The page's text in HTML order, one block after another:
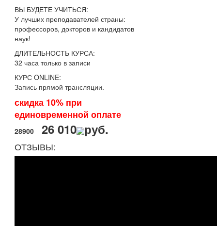
ВЫ БУДЕТЕ УЧИТЬСЯ:
У лучших преподавателей страны:
профессоров, докторов и кандидатов
наук!
ДЛИТЕЛЬНОСТЬ КУРСА:
32 часа только в записи
КУРС ONLINE:
Запись прямой трансляции.
скидка 10% при
единовременной оплате
28900 26 010 руб.
ОТЗЫВЫ: